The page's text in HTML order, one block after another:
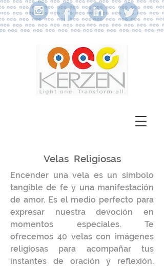
Velas Religiosas
Encender una vela es un símbolo
tangible de fe y una manifestación
de amor. Es el medio perfecto para
expresar nuestra devoción en
momentos especiales. Te
ofrecemos 40 velas con imágenes
religiosas para acompañar tus
instantes de oración y reflexión.